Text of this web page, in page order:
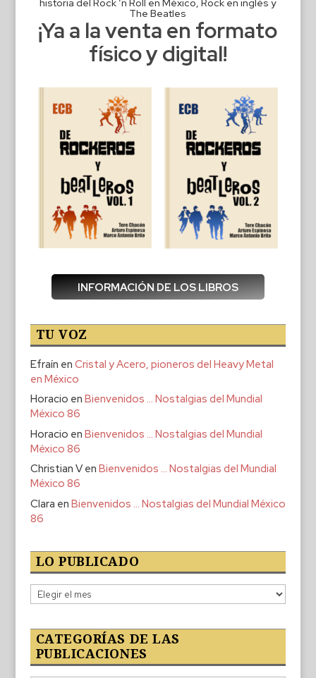
historia del Rock ‘n Roll en México, Rock en inglés y
The Beatles
¡Ya a la venta en formato
físico y digital!
INFORMACIÓN DE LOS LIBROS
TU VOZ
Efraín en Cristal y Acero, pioneros del Heavy Metal
en México
Horacio en Bienvenidos … Nostalgias del Mundial
México 86
Horacio en Bienvenidos … Nostalgias del Mundial
México 86
Christian Ven Bienvenidos … Nostalgias del Mundial
México 86
Clara en Bienvenidos … Nostalgias del Mundial México
86
LO PUBLICADO
Lo
publicado
CATEGORÍAS DE LAS
PUBLICACIONES